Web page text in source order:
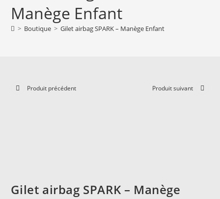
Manège Enfant
> Boutique > Gilet airbag SPARK – Manège Enfant
Produit précédent Produit suivant
Gilet airbag SPARK – Manège